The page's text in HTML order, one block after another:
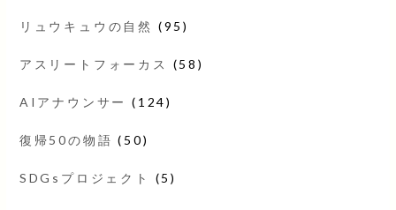
リュウキュウの自然 (95)
アスリートフォーカス (58)
AIアナウンサー (124)
復帰50の物語 (50)
SDGsプロジェクト (5)